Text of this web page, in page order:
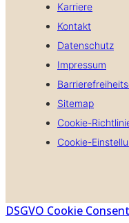
Karriere
Kontakt
Datenschutz
Impressum
Sitemap
Cookie-
Cookie-
DSGVO Cookie